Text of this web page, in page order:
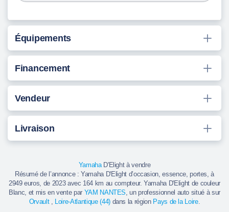
Équipements
Financement
Vendeur
Livraison
YamahaD'Elight à vendre
Résumé de l’annonce : Yamaha D'Elight d’occasion, essence, portes, à
2949 euros, de 2023 avec 164 km au compteur. Yamaha D'Elight de couleur
Blanc, et mis en vente par YAM NANTES, un professionnel auto situé à sur
Orvault, Loire-Atlantique (44) dans la région Pays de la Loire.